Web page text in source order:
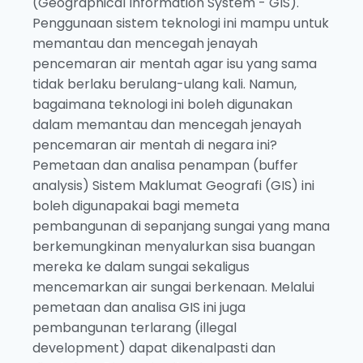
Penggunaan sistem teknologi ini mampu untuk
memantau dan mencegah jenayah
pencemaran air mentah agar isu yang sama
tidak berlaku berulang-ulang kali. Namun,
bagaimana teknologi ini boleh digunakan
dalam memantau dan mencegah jenayah
pencemaran air mentah di negara ini?
Pemetaan dan analisa penampan (buffer
analysis) Sistem Maklumat Geografi (GIS) ini
boleh digunapakai bagi memeta
pembangunan di sepanjang sungai yang mana
berkemungkinan menyalurkan sisa buangan
mereka ke dalam sungai sekaligus
mencemarkan air sungai berkenaan. Melalui
pemetaan dan analisa GIS ini juga
pembangunan terlarang (illegal
development) dapat dikenalpasti dan